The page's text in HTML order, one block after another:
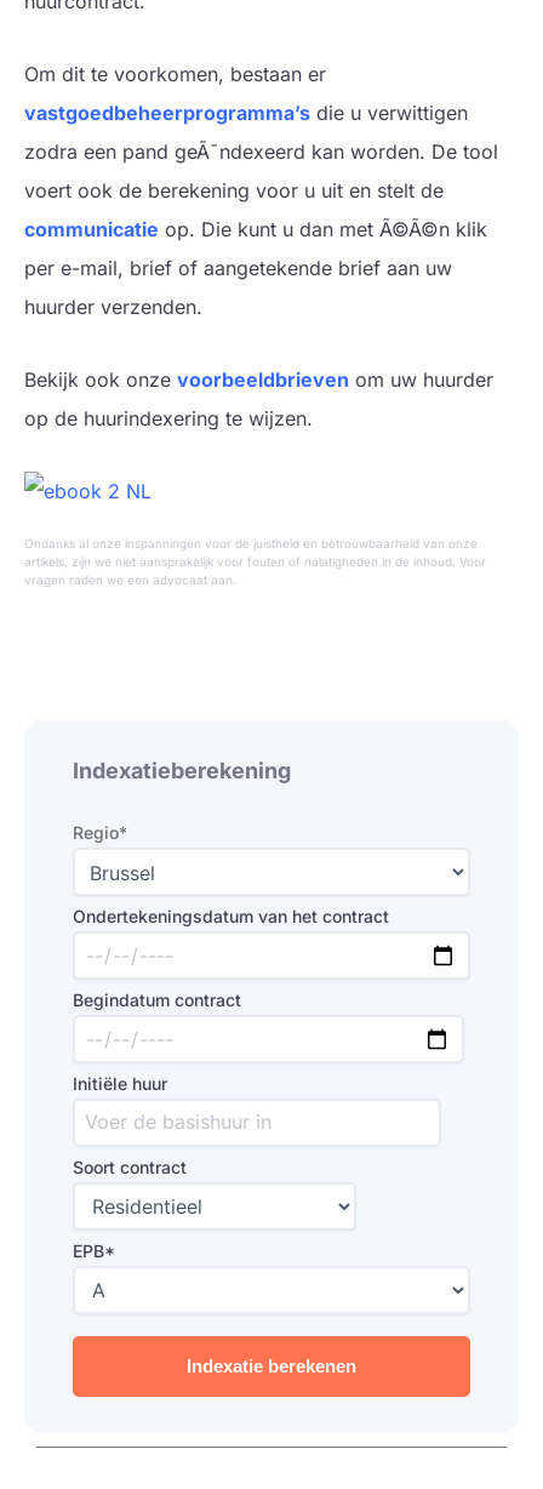
Om dit te voorkomen, bestaan er
vastgoedbeheerprogramma’s die u verwittigen
zodra een pand geÃ¯ndexeerd kan worden. De tool
voert ook de berekening voor u uit en stelt de
communicatie op. Die kunt u dan met Ã©Ã©n klik
per e-mail, brief of aangetekende brief aan uw
huurder verzenden.
Bekijk ook onze voorbeeldbrieven om uw huurder
op de huurindexering te wijzen.
Ondanks al onze inspanningen voor de juistheid en betrouwbaarheid van onze
artikels, zijn we niet aansprakelijk voor fouten of nalatigheden in de inhoud. Voor
vragen raden we een advocaat aan.
Indexatieberekening
Regio*
Ondertekeningsdatum van het contract
Begindatum contract
Initiële huur
Soort contract
EPB*